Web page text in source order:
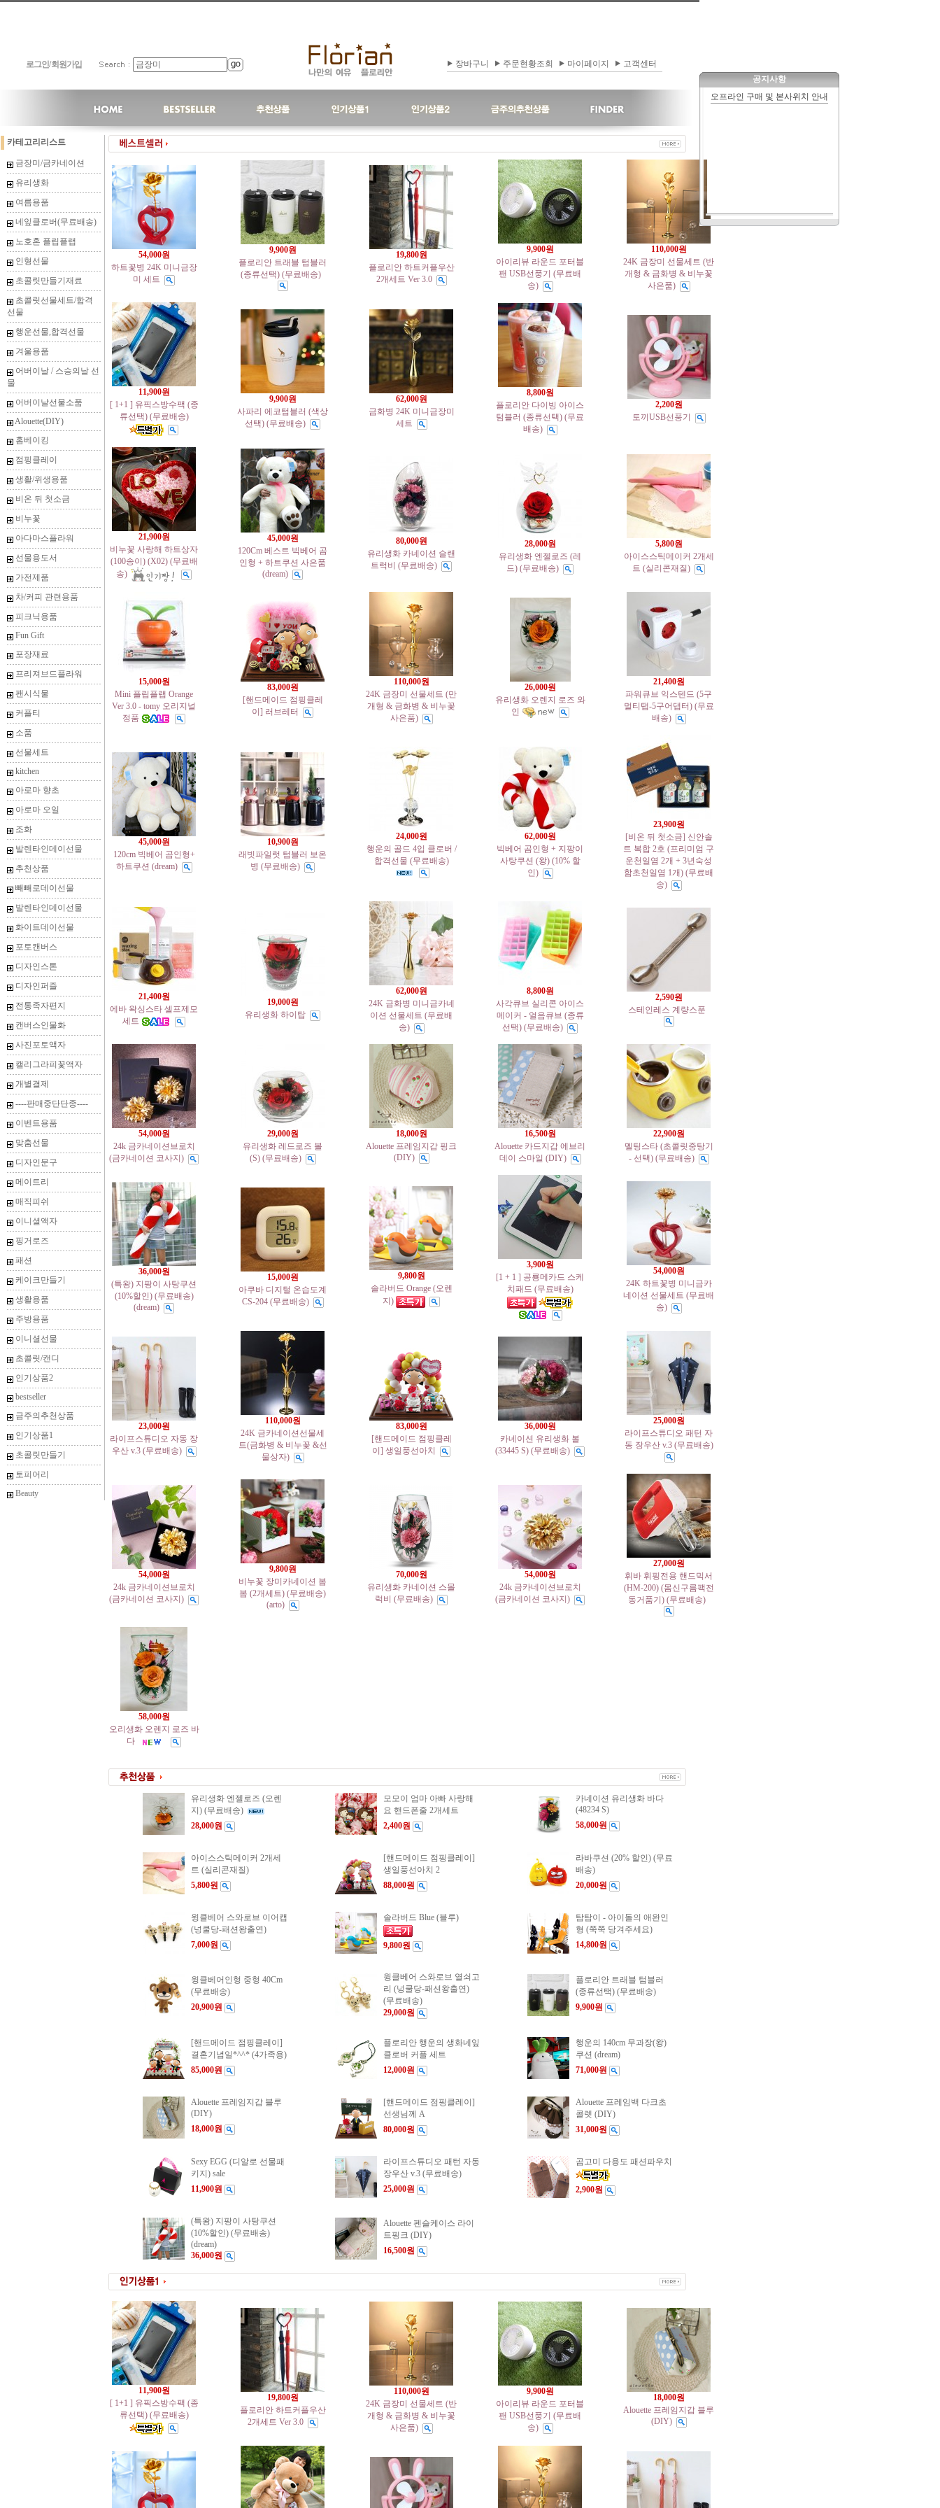
로그인/회원가입 장바구니 주문현황조회 마이페이지 고객센터
카테고리리스트
금장미/금카네이션
유리생화
여름용품
네잎클로버(무료배송)
노호혼 플립플랩
인형선물
초콜릿만들기재료
초콜릿선물세트/합격
선물
행운선물,합격선물
겨울용품
어버이날 / 스승의날 선
물
어버이날선물소품
Alouette(DIY)
홈베이킹
점핑클레이
생활/위생용품
비온 뒤 첫소금
비누꽃
아다마스플라워
선물용도서
가전제품
차/커피 관련용품
피크닉용품
Fun Gift
포장재료
프리져브드플라워
팬시식물
커플티
소품
선물세트
kitchen
아로마 향초
아로마 오일
조화
발렌타인데이선물
추천상품
빼빼로데이선물
발렌타인데이선물
화이트데이선물
포토캔버스
디자인스톤
디자인퍼즐
전통족자편지
캔버스인물화
사진포토액자
캘리그라피꽃액자
개별결제
----판매중단단종----
이벤트용품
맞춤선물
디자인문구
메이트리
매직피쉬
이니셜액자
핑거로즈
패션
케이크만들기
생활용품
주방용품
이니셜선물
초콜릿/캔디
인기상품2
bestseller
금주의추천상품
인기상품1
초콜릿만들기
토피어리
Beauty
54,000원
하트꽃병 24K 미니금장
미 세트
9,900원
플로리안 트래블 텀블러
(종류선택) (무료배송)
19,800원
플로리안 하트커플우산
2개세트 Ver 3.0
9,900원
아이리뷰 라운드 포터블
팬 USB선풍기 (무료배
송)
110,000원
24K 금장미 선물세트 (반
개형 & 금화병 & 비누꽃
사은품)
11,900원
[ 1+1 ] 유픽스방수팩 (종
류선택) (무료배송)
9,900원
사파리 에코텀블러 (색상
선택) (무료배송)
62,000원
금화병 24K 미니금장미
세트
8,800원
플로리안 다이빙 아이스
텀블러 (종류선택) (무료
배송)
2,200원
토끼USB선풍기
21,900원
비누꽃 사랑해 하트상자
(100송이) (X02) (무료배
송)
45,000원
120Cm 베스트 빅베어 곰
인형 + 하트쿠션 사은품
(dream)
80,000원
유리생화 카네이션 슬랜
트럭비 (무료배송)
28,000원
유리생화 엔젤로즈 (레
드) (무료배송)
5,800원
아이스스틱메이커 2개세
트 (실리콘재질)
15,000원
Mini 플립플랩 Orange
Ver 3.0 - tomy 오리지널
정품
83,000원
[핸드메이드 점핑클레
이] 러브레터
110,000원
24K 금장미 선물세트 (만
개형 & 금화병 & 비누꽃
사은품)
26,000원
유리생화 오렌지 로즈 와
인
21,400원
파워큐브 익스텐드 (5구
멀티탭-5구어댑터) (무료
배송)
45,000원
120cm 빅베어 곰인형+
하트쿠션 (dream)
10,900원
래빗파일럿 텀블러 보온
병 (무료배송)
24,000원
행운의 골드 4입 클로버 /
합격선물 (무료배송)
62,000원
빅베어 곰인형 + 지팡이
사탕쿠션 (왕) (10% 할
인)
23,900원
[비온 뒤 첫소금] 신안솔
트 복합 2호 (프리미엄 구
운천일염 2개 + 3년숙성
함초천일염 1개) (무료배
송)
21,400원
에바 왁싱스타 셀프제모
세트
19,000원
유리생화 하이탑
62,000원
24K 금화병 미니금카네
이션 선물세트 (무료배
송)
8,800원
사각큐브 실리콘 아이스
메이커 - 얼음큐브 (종류
선택) (무료배송)
2,590원
스테인레스 계량스푼
54,000원
24k 금카네이션브로치
(금카네이션 코사지)
29,000원
유리생화 레드로즈 볼
(S) (무료배송)
18,000원
Alouette 프레임지갑 핑크
(DIY)
16,500원
Alouette 카드지갑 에브리
데이 스마일 (DIY)
22,900원
멜팅스타 (초콜릿중탕기
- 선택) (무료배송)
36,000원
(특왕) 지팡이 사탕쿠션
(10%할인) (무료배송)
(dream)
15,000원
아쿠바 디지털 온습도계
CS-204 (무료배송)
9,800원
솔라버드 Orange (오렌
지)
3,900원
[1 + 1 ] 공룡메카드 스케
치패드 (무료배송)
54,000원
24K 하트꽃병 미니금카
네이션 선물세트 (무료배
송)
23,000원
라이프스튜디오 자동 장
우산 v.3 (무료배송)
110,000원
24K 금카네이션선물세
트(금화병 & 비누꽃 &선
물상자)
83,000원
[핸드메이드 점핑클레
이] 생일풍선아치
36,000원
카네이션 유리생화 볼
(33445 S) (무료배송)
25,000원
라이프스튜디오 패턴 자
동 장우산 v.3 (무료배송)
54,000원
24k 금카네이션브로치
(금카네이션 코사지)
9,800원
비누꽃 장미카네이션 봄
봄 (2개세트) (무료배송)
(arto)
70,000원
유리생화 카네이션 스몰
럭비 (무료배송)
54,000원
24k 금카네이션브로치
(금카네이션 코사지)
27,000원
휘바 휘핑전용 핸드믹서
(HM-200) (몸신구름팩전
동거품기) (무료배송)
58,000원
오리생화 오렌지 로즈 바
다
유리생화 엔젤로즈 (오렌
지) (무료배송)
28,000원
모모이 엄마 아빠 사랑해
요 핸드폰줄 2개세트
2,400원
카네이션 유리생화 바다
(48234 S)
58,000원
아이스스틱메이커 2개세
트 (실리콘재질)
5,800원
[핸드메이드 점핑클레이]
생일풍선아치 2
88,000원
라바쿠션 (20% 할인) (무료
배송)
20,000원
윙클베어 스와로브 이어캡
(넝쿨당-패션왕출연)
7,000원
솔라버드 Blue (블루)
9,800원
탐탐이 - 아이돌의 애완인
형 (쭉쭉 당겨주세요)
14,800원
윙클베어인형 중형 40Cm
(무료배송)
20,900원
윙클베어 스와로브 열쇠고
리 (넝쿨당-패션왕출연)
(무료배송)
29,000원
플로리안 트래블 텀블러
(종류선택) (무료배송)
9,900원
[핸드메이드 점핑클레이]
결혼기념일*^^* (4가족용)
85,000원
플로리안 행운의 생화네잎
클로버 커플 세트
12,000원
행운의 140cm 무과장(왕)
쿠션 (dream)
71,000원
Alouette 프레임지갑 블루
(DIY)
18,000원
[핸드메이드 점핑클레이]
선생님께 A
80,000원
Alouette 프레임백 다크초
콜렛 (DIY)
31,000원
Sexy EGG (디알로 선물패
키지) sale
11,900원
라이프스튜디오 패턴 자동
장우산 v.3 (무료배송)
25,000원
곰고미 다용도 패션파우치
2,900원
(특왕) 지팡이 사탕쿠션
(10%할인) (무료배송)
(dream)
36,000원
Alouette 펜슬케이스 라이
트핑크 (DIY)
16,500원
11,900원
[ 1+1 ] 유픽스방수팩 (종
류선택) (무료배송)
19,800원
플로리안 하트커플우산
2개세트 Ver 3.0
110,000원
24K 금장미 선물세트 (반
개형 & 금화병 & 비누꽃
사은품)
9,900원
아이리뷰 라운드 포터블
팬 USB선풍기 (무료배
송)
18,000원
Alouette 프레임지갑 블루
(DIY)
공지사항